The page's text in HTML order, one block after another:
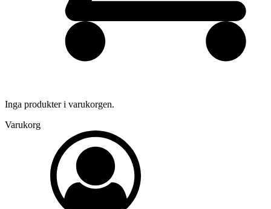
Inga produkter i varukorgen.
Varukorg